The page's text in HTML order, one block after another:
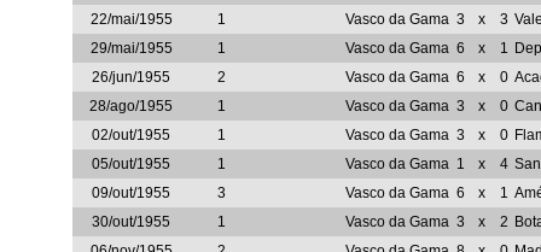
22/mai/1955
1 Vasco da Gama 3 x 3
29/mai/1955
1 Vasco da Gama 6 x 1
26/jun/1955
2 Vasco da Gama 6 x 0
28/ago/1955
1 Vasco da Gama 3 x 0
02/out/1955
1 Vasco da Gama 3 x 0
05/out/1955
1 Vasco da Gama 1 x 4
09/out/1955
3 Vasco da Gama 6 x 1
30/out/1955
1 Vasco da Gama 3 x 2